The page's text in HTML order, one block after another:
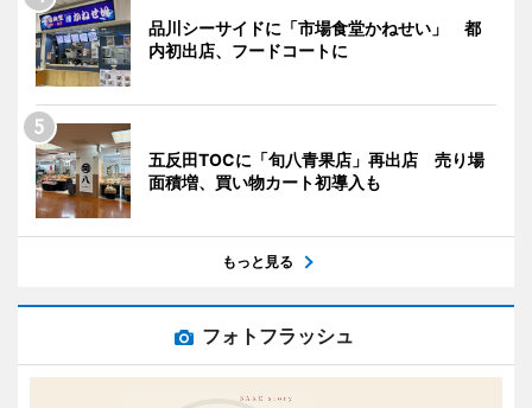
品川シーサイドに「市場食堂かねせい」 都
内初出店、フードコートに
五反田TOCに「旬八青果店」再出店 売り場
面積増、買い物カート初導入も
もっと見る
フォトフラッシュ